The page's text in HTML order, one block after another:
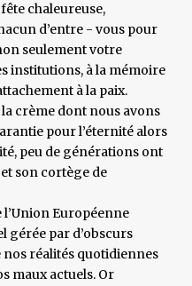
chaleureuse,
d’entre - vous pour
seulement votre
institutions, à la mémoire
à la paix.
crème dont nous avons
pour l’éternité alors
peu de générations ont
son cortège de
Européenne
gérée par d’obscurs
réalités quotidiennes
maux actuels. Or